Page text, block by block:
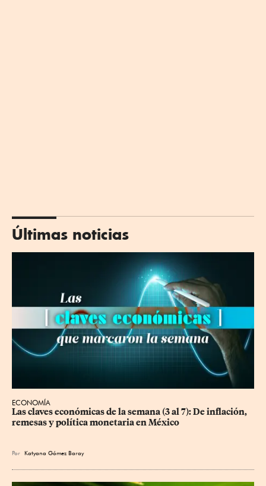
Últimas noticias
ECONOMÍA
Las claves económicas de la semana (3 al 7): De inflación,
remesas y política monetaria en México
Por Katyana Gómez Baray